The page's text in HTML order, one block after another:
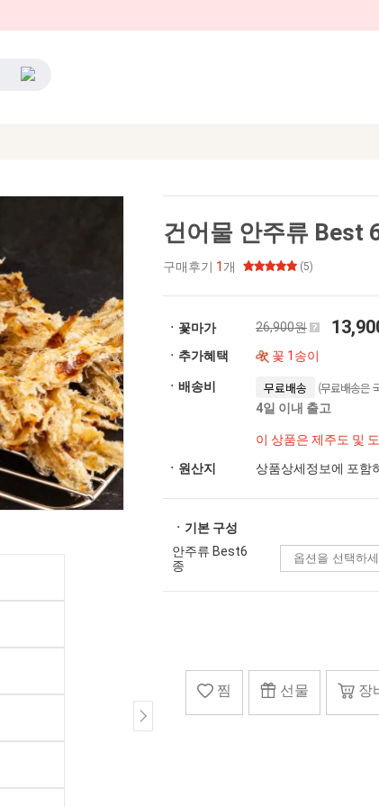
건어물 안주류 Best
구매후기 1 개 (5)
ㆍ꽃마가 26,900원
ㆍ추가혜택 꽃 1송이
ㆍ배송비 무료배송 (무료배송은
4일 이내 출고
이 상품은 제주도 및
ㆍ원산지
상품상세정보에 포함
ㆍ기본 구성
안주류 Best6
종
찜 선물 장